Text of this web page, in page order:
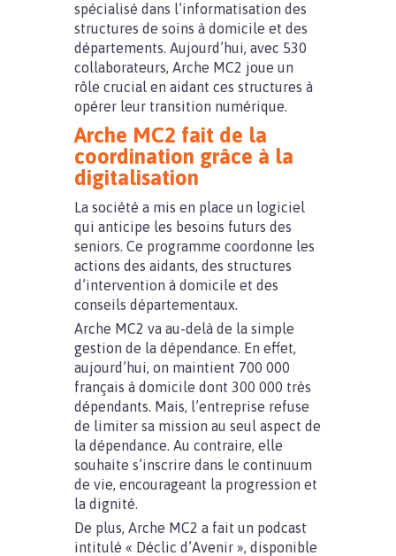
spécialisé dans l’informatisation des
structures de soins à domicile et des
départements. Aujourd’hui, avec 530
collaborateurs, Arche MC2 joue un
rôle crucial en aidant ces structures à
opérer leur transition numérique.
Arche MC2 fait de la
coordination grâce à la
digitalisation
La société a mis en place un logiciel
qui anticipe les besoins futurs des
seniors. Ce programme coordonne les
actions des aidants, des structures
d’intervention à domicile et des
conseils départementaux.
Arche MC2 va au-delà de la simple
gestion de la dépendance. En effet,
aujourd’hui, on maintient 700 000
français à domicile dont 300 000 très
dépendants. Mais, l’entreprise refuse
de limiter sa mission au seul aspect de
la dépendance. Au contraire, elle
souhaite s’inscrire dans le continuum
de vie, encourageant la progression et
la dignité.
De plus, Arche MC2 a fait un podcast
intitulé « Déclic d’Avenir », disponible